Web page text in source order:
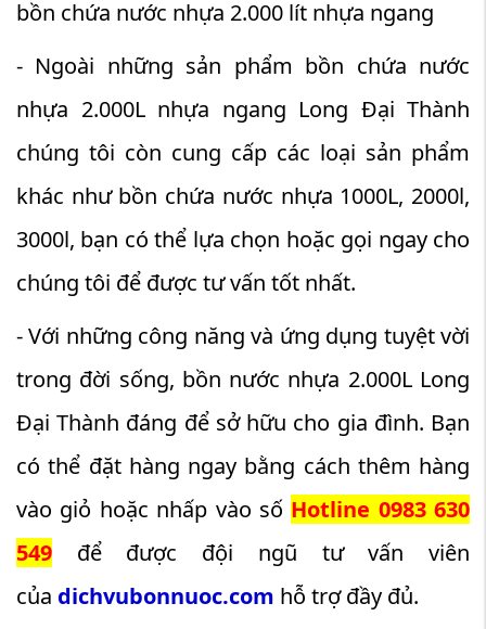
bồn chứa nước nhựa 2.000 lít nhựa ngang
- Ngoài những sản phẩm bồn chứa nước
nhựa 2.000L nhựa ngang Long Đại Thành
chúng tôi còn cung cấp các loại sản phẩm
khác như bồn chứa nước nhựa 1000L, 2000l,
3000l, bạn có thể lựa chọn hoặc gọi ngay cho
chúng tôi để được tư vấn tốt nhất.
- Với những công năng và ứng dụng tuyệt vời
trong đời sống, bồn nước nhựa 2.000L Long
Đại Thành đáng để sở hữu cho gia đình. Bạn
có thể đặt hàng ngay bằng cách thêm hàng
vào giỏ hoặc nhấp vào số Hotline 0983 630
549 để được đội ngũ tư vấn viên
của dichvubonnuoc.com hỗ trợ đầy đủ.